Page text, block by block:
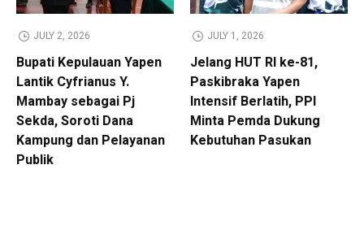
JULY 2, 2026
Bupati Kepulauan Yapen
Lantik Cyfrianus Y.
Mambay sebagai Pj
Sekda, Soroti Dana
Kampung dan Pelayanan
Publik
JULY 1, 2026
Jelang HUT RI ke-81,
Paskibraka Yapen
Intensif Berlatih, PPI
Minta Pemda Dukung
Kebutuhan Pasukan